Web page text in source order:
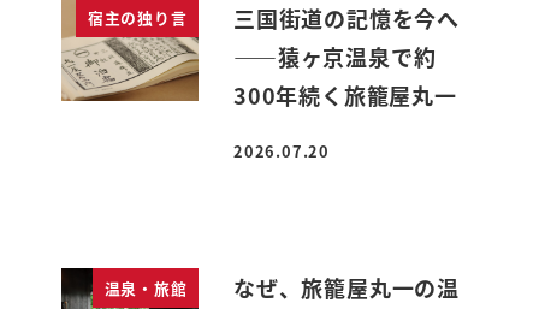
宿主の独り言
三国街道の記憶を今へ
――猿ヶ京温泉で約
300年続く旅籠屋丸一
投稿日
2026.07.20
温泉・旅館
なぜ、旅籠屋丸一の温